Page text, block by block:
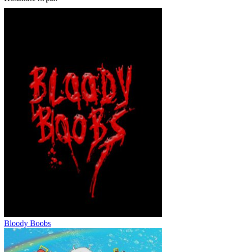
Bloody Boobs